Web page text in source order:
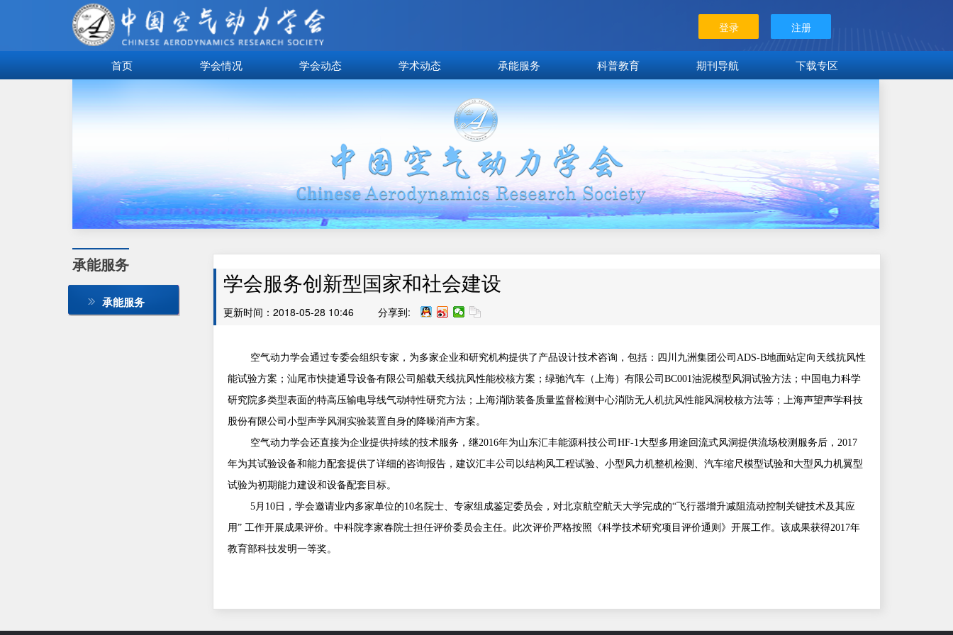
登录 注册
首页 学会情况 学会动态 学术动态 承能服务 科普教育 期刊导航 下载专区
承能服务
承能服务
学会服务创新型国家和社会建设
更新时间：2018-05-28 10:46 分享到:
空气动力学会通过专委会组织专家，为多家企业和研究机构提供了产品设计技术咨询，包括：四川九洲集团公司 ADS-B地面站定向天线抗风性
能试验方案；汕尾市快捷通导设备有限公司船载天线抗风性能校核方案；绿驰汽车（上海）有限公司 BC001油泥模型风洞试验方法；中国电力科学
研究院多类型表面的特高压输电导线气动特性研究方法；上海消防装备质量监督检测中心消防无人机抗风性能风洞校核方法等；上海声望声学科技
股份有限公司小型声学风洞实验装置自身的降噪消声方案。
空气动力学会还直接为企业提供持续的技术服务，继2016年为山东汇丰能源科技公司 HF-1大型多用途回流式风洞提供流场校测服务后， 2017
年为其试验设备和能力配套提供了详细的咨询报告，建议汇丰公司以结构风工程试验、小型风力机整机检测、汽车缩尺模型试验和大型风力机翼型
试验为初期能力建设和设备配套目标。
5月 10 日，学会邀请业内多家单位的10名院士、专家组成鉴定委员会，对北京航空航天大学完成的“飞行器增升减阻流动控制关键技术及其应
用” 工作开展成果评价。中科院李家春院士担任评价委员会主任。此次评价严格按照《科学技术研究项目评价通则》开展工作。该成果获得2017年
教育部科技发明一等奖。